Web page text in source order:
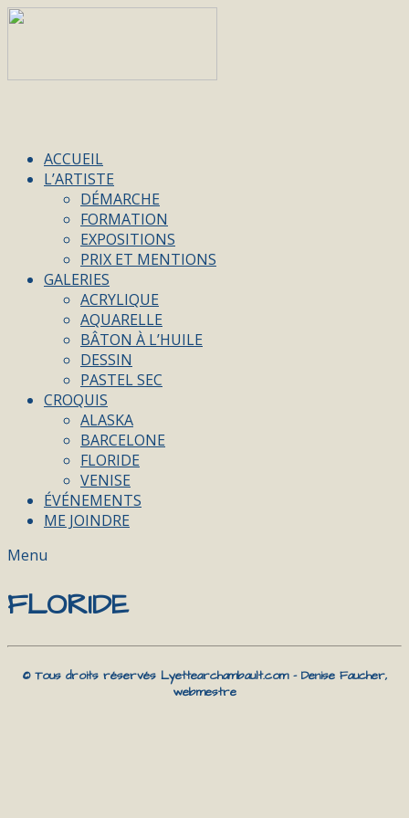
ACCUEIL
L’ARTISTE
DÉMARCHE
FORMATION
EXPOSITIONS
PRIX ET MENTIONS
GALERIES
ACRYLIQUE
AQUARELLE
BÂTON À L’HUILE
DESSIN
PASTEL SEC
CROQUIS
ALASKA
BARCELONE
FLORIDE
VENISE
ÉVÉNEMENTS
ME JOINDRE
Menu
FLORIDE
© Tous droits réservés Lyettearchambault.com - Denise Faucher,
webmestre